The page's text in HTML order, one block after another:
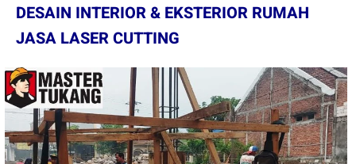
DESAIN INTERIOR & EKSTERIOR RUMAH
JASA LASER CUTTING